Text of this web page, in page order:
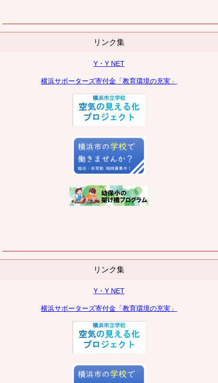
リンク集
Y・Y NET
横浜サポーターズ寄付金「教育環境の充実」
リンク集
Y・Y NET
横浜サポーターズ寄付金「教育環境の充実」